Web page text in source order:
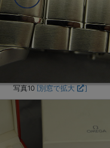
写真10 [別窓で拡大 ]